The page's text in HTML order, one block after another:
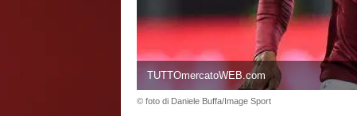
TUTTOmercatoWEB.com
© foto di Daniele Buffa/Image Sport